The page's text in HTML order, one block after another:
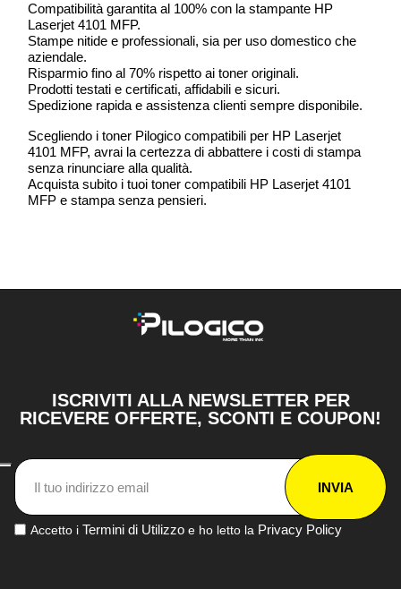
Compatibilità garantita al 100% con la stampante HP
Laserjet 4101 MFP.
Stampe nitide e professionali, sia per uso domestico che
aziendale.
Risparmio fino al 70% rispetto ai toner originali.
Prodotti testati e certificati, affidabili e sicuri.
Spedizione rapida e assistenza clienti sempre disponibile.
Scegliendo i toner Pilogico compatibili per HP Laserjet
4101 MFP, avrai la certezza di abbattere i costi di stampa
senza rinunciare alla qualità.
Acquista subito i tuoi toner compatibili HP Laserjet 4101
MFP e stampa senza pensieri.
ISCRIVITI ALLA NEWSLETTER PER
RICEVERE OFFERTE, SCONTI E COUPON!
INVIA
Accetto i Termini di Utilizzo e ho letto la Privacy Policy